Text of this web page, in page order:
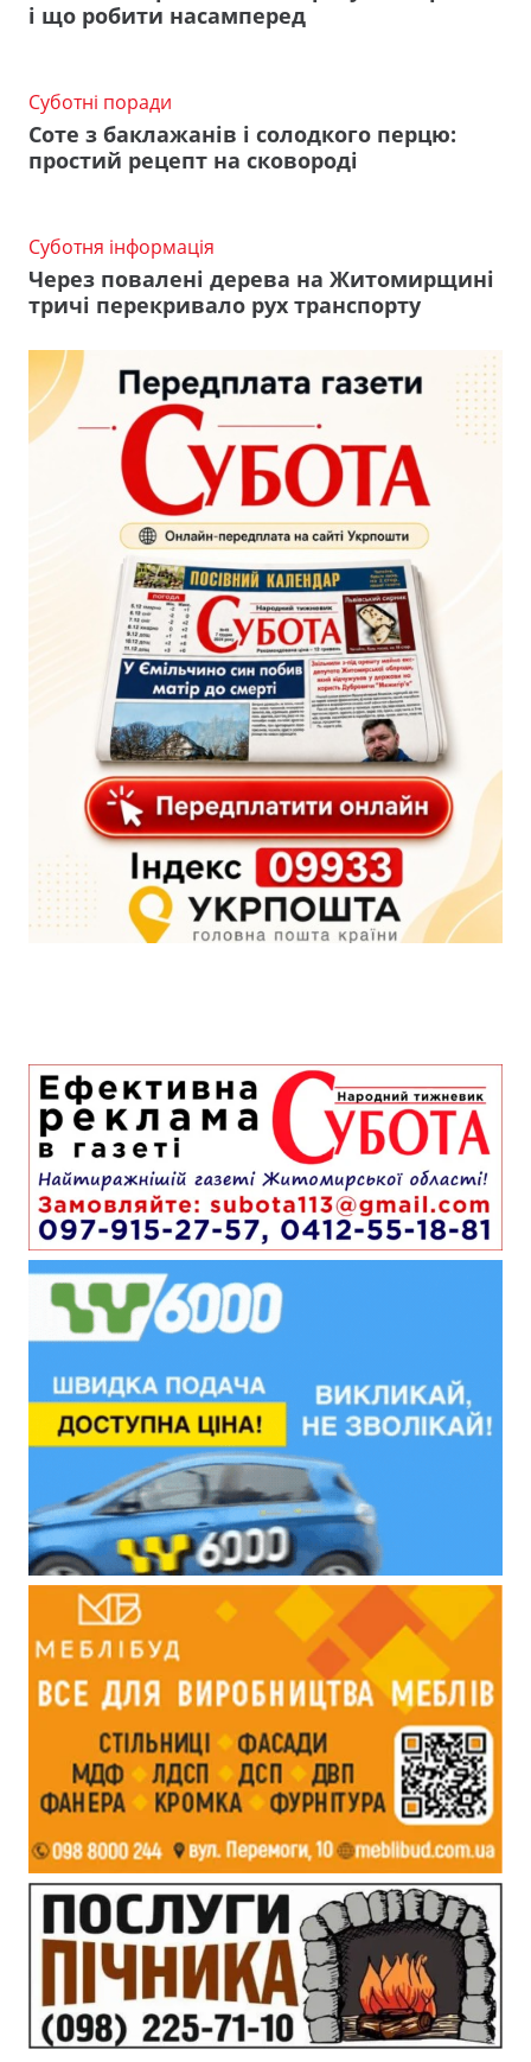
і що робити насамперед
Суботні поради
Соте з баклажанів і солодкого перцю:
простий рецепт на сковороді
Суботня інформація
Через повалені дерева на Житомирщині
тричі перекривало рух транспорту